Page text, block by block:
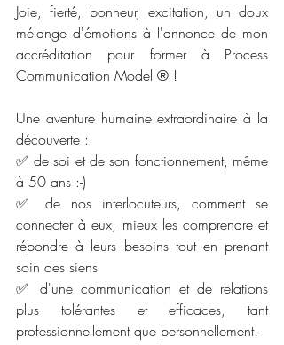
Joie, fierté, bonheur, excitation, un doux
mélange d'émotions à l'annonce de mon
accréditation pour former à Process
Communication Model ® !
Une aventure humaine extraordinaire à la
découverte :
✅ de soi et de son fonctionnement, même
à 50 ans :-)
✅ de nos interlocuteurs, comment se
connecter à eux, mieux les comprendre et
répondre à leurs besoins tout en prenant
soin des siens
✅ d'une communication et de relations
plus tolérantes et efficaces, tant
professionnellement que personnellement.